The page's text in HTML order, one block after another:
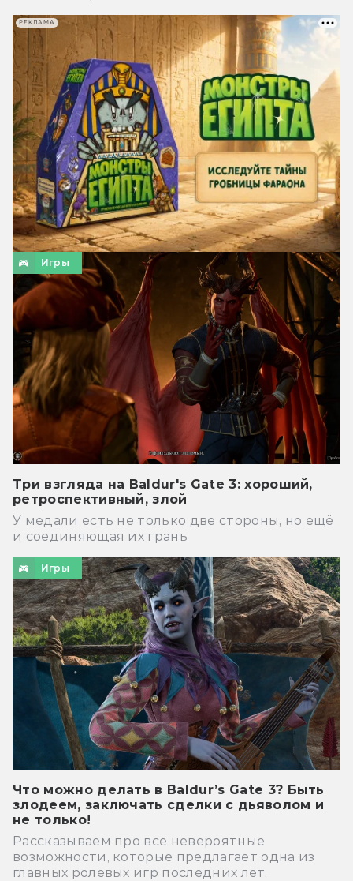
Игры
Три взгляда на Baldur's Gate 3: хороший,
ретроспективный, злой
У медали есть не только две стороны, но ещё
и соединяющая их грань
Игры
Что можно делать в Baldur’s Gate 3? Быть
злодеем, заключать сделки с дьяволом и
не только!
Рассказываем про все невероятные
возможности, которые предлагает одна из
главных ролевых игр последних лет.
РЕКЛАМА